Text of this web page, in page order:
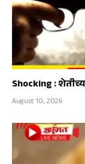
Shocking :
August 10, 2026